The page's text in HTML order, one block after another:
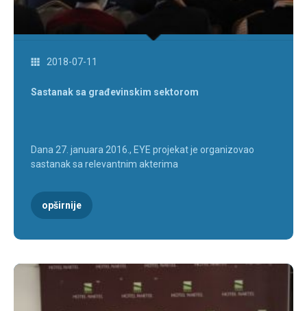
2018-07-11
Sastanak sa građevinskim sektorom
Dana 27. januara 2016., EYE projekat je organizovao
sastanak sa relevantnim akterima
opširnije